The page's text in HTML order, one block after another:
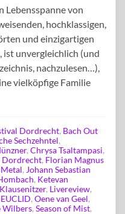
Lebensspanne von
hochklassigen,
und einzigartigen
unvergleichlich (und
nachzulesen…),
vielköpfige Familie
Dordrecht, Bach Out
Sechzehntel,
, Chrysa Tsaltampasi,
Dordrecht, Florian Magnus
, Johann Sebastian
, Ketevan
, Livereview,
, Oene van Geel,
Wilbers, Season of Mist,